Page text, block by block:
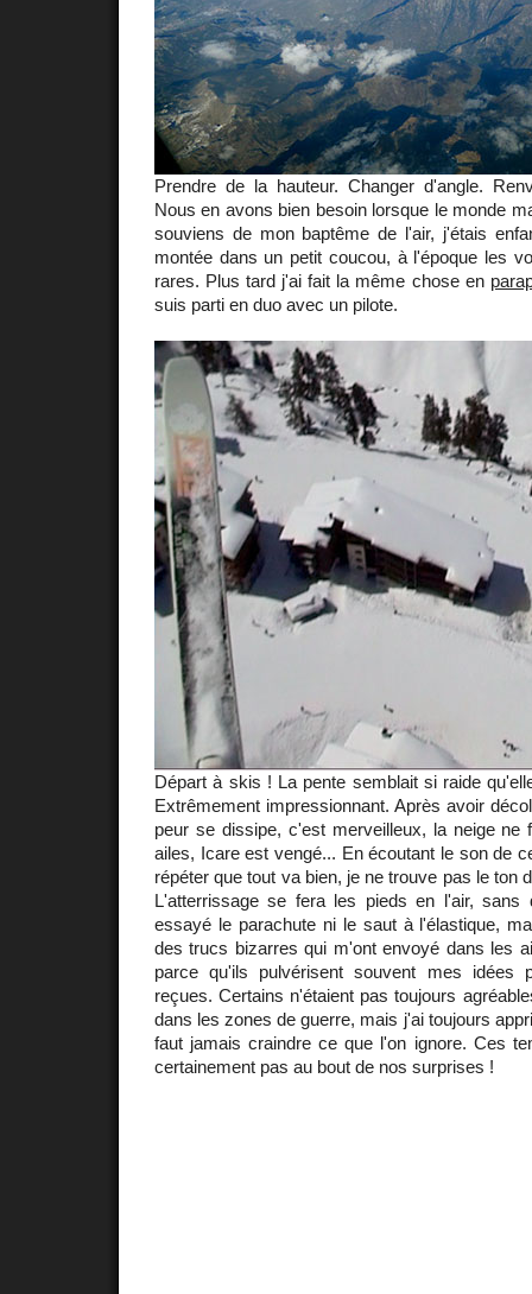
Prendre de la hauteur. Changer d'angle.
Nous en avons bien besoin lorsque le monde
souviens de mon baptême de l'air, j'étais
montée dans un petit coucou, à l'époque les
rares. Plus tard j'ai fait la même chose en
suis parti en duo avec un pilote.
Départ à skis ! La pente semblait si raide
Extrêmement impressionnant. Après avoir
peur se dissipe, c'est merveilleux, la neige ne
ailes, Icare est vengé... En écoutant le son de
répéter que tout va bien, je ne trouve pas le ton
L'atterrissage se fera les pieds en l'air, sans
essayé le parachute ni le saut à l'élastique,
des trucs bizarres qui m'ont envoyé dans les
parce qu'ils pulvérisent souvent mes idées
reçues. Certains n'étaient pas toujours
dans les zones de guerre, mais j'ai toujours
faut jamais craindre ce que l'on ignore. Ces
certainement pas au bout de nos surprises !